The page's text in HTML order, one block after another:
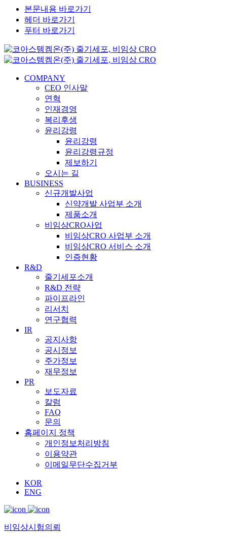
본문내용 바로가기
헤더 바로가기
푸터 바로가기
COMPANY
CEO 인사말
연혁
인재경영
복리후생
윤리강령
윤리강령
윤리강령규정
제보하기
오시는 길
BUSINESS
신규개발사업
신약개발 사업부 소개
제품소개
비임상CRO사업
비임상CRO 사업부 소개
비임상CRO 서비스 소개
인증현황
R&D
줄기세포소개
R&D 전략
파이프라인
리서치
연구협력
IR
공지사항
공시정보
주가정보
재무정보
PR
보도자료
칼럼
FAQ
문의
홈페이지 정책
개인정보처리방침
이용약관
이메일무단수집거부
KOR
ENG
비임상시험의뢰